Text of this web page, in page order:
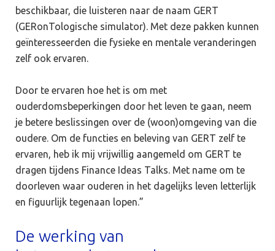
beschikbaar, die luisteren naar de naam GERT
(GERonTologische simulator). Met deze pakken kunnen
geïnteresseerden die fysieke en mentale veranderingen
zelf ook ervaren.
Door te ervaren hoe het is om met
ouderdomsbeperkingen door het leven te gaan, neem
je betere beslissingen over de (woon)omgeving van die
oudere. Om de functies en beleving van GERT zelf te
ervaren, heb ik mij vrijwillig aangemeld om GERT te
dragen tijdens Finance Ideas Talks. Met name om te
doorleven waar ouderen in het dagelijks leven letterlijk
en figuurlijk tegenaan lopen.”
De werking van